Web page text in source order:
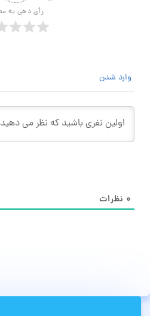
رأی دهی به
وارد شدن
۰ نظرات